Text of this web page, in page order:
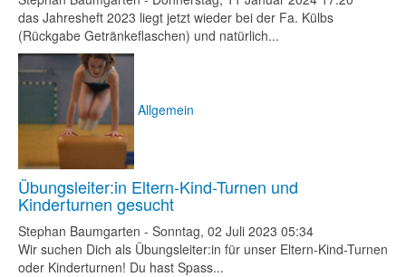
das Jahresheft 2023 liegt jetzt wieder bei der Fa. Külbs
(Rückgabe Getränkeflaschen) und natürlich...
Allgemein
Übungsleiter:in Eltern-Kind-Turnen und
Kinderturnen gesucht
Stephan Baumgarten - Sonntag, 02 Juli 2023 05:34
Wir suchen Dich als Übungsleiter:in für unser Eltern-Kind-Turnen
oder Kinderturnen! Du hast Spass...